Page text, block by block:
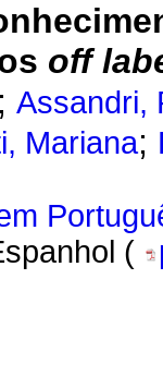
off
; Assandri,
Mariana;
(